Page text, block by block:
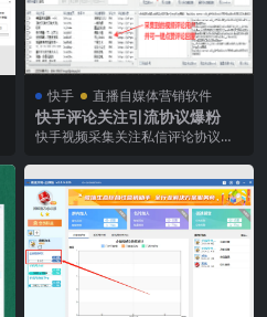
快手 直播自媒体营销软件
快手评论关注引流协议爆粉
快手视频采集关注私信评论协议软
品的评论关注点赞，...